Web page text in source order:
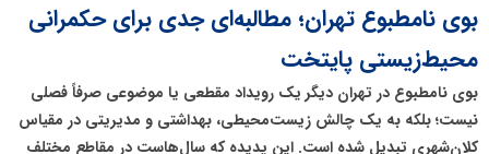
بوی نامطبوع تهران؛ مطالبه‌ای جدی برای حکمرانی
محیط‌زیستی پایتخت
بوی نامطبوع در تهران دیگر یک رویداد مقطعی یا موضوعی صرفاً فصلی
نیست؛ بلکه به یک چالش زیست‌محیطی، بهداشتی و مدیریتی در مقیاس
کلان‌شهری تبدیل شده است. این پدیده که سال‌هاست در مقاطع مختلف